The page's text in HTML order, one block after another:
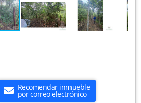
Recomendar inmueble
por correo electrónico